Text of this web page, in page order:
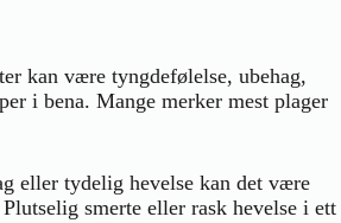
kan være tyngdefølelse, ubehag,
i bena. Mange merker mest plager
eller tydelig hevelse kan det være
smerte eller rask hevelse i ett